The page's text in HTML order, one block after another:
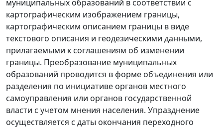
муниципальных образований в соответствии с
картографическим изображением границы,
картографическим описанием границы в виде
текстового описания и геодезическими данными,
прилагаемыми к соглашениям об изменении
границы. Преобразование муниципальных
образований проводится в форме объединения или
разделения по инициативе органов местного
самоуправления или органов государственной
власти с учетом мнения населения. Упразднение
осуществляется с даты окончания переходного